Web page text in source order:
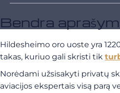
Bendra
Hildesheimo oro uoste yra
takas, kuriuo gali skristi tik
Norėdami užsisakyti privatų
aviacijos ekspertais visą parą